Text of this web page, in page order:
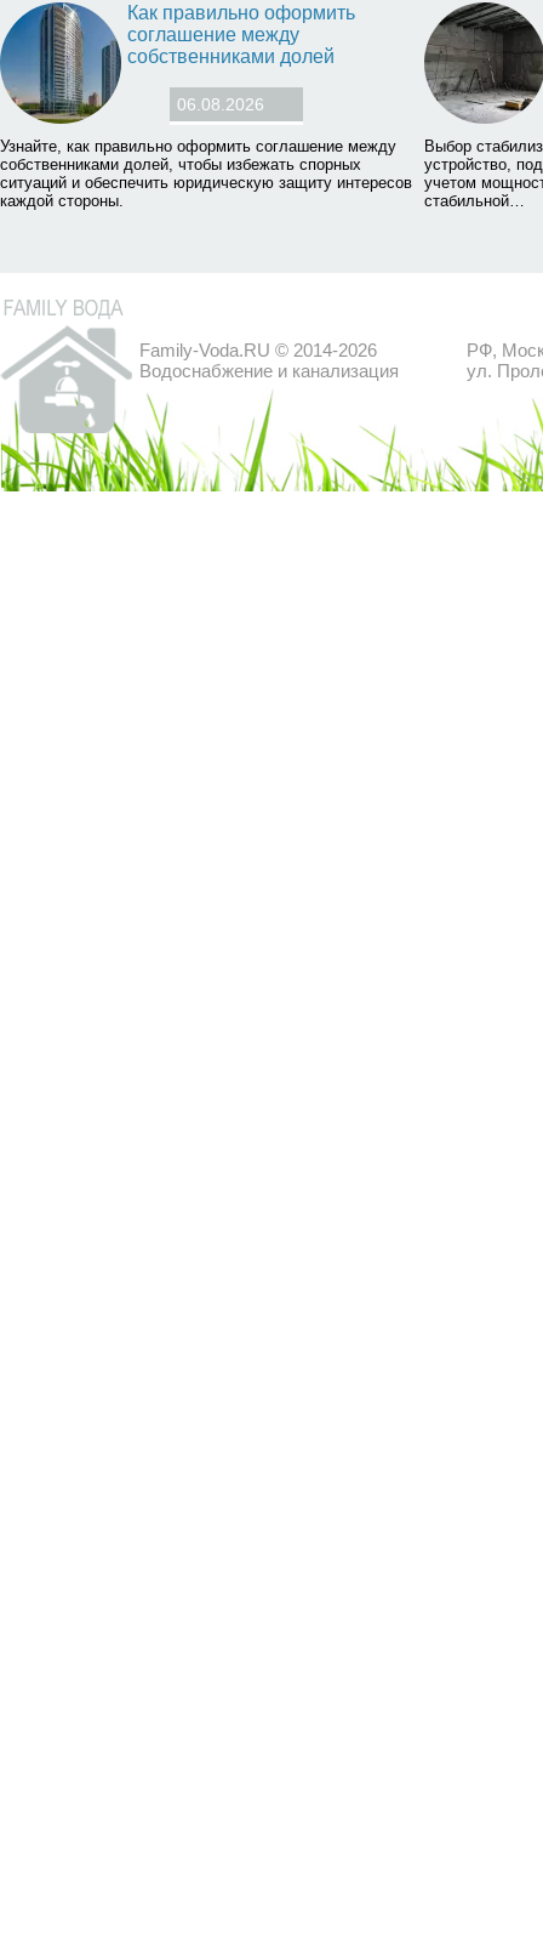
Как правильно оформить
соглашение между
собственниками долей
06.08.2026
Узнайте, как правильно оформить соглашение между
собственниками долей, чтобы избежать спорных
ситуаций и обеспечить юридическую защиту интересов
каждой стороны.
Выбор
устройство,
учетом
стабильной…
Family-Voda.RU © 2014-2026
Водоснабжение и канализация
РФ,
ул.